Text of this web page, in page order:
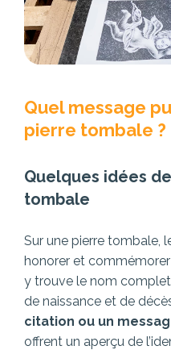
Quel message
pierre tombale ?
Quelques idées
tombale
Sur une pierre tombale,
honorer et
y trouve le nom
de naissance et de
citation ou un
offrent un aperçu de